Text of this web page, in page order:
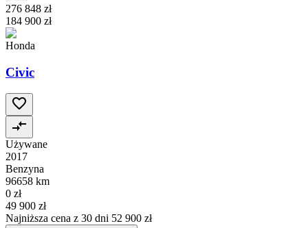
276 848 zł
184 900 zł
Honda
Civic
Używane
2017
Benzyna
96658 km
0 zł
49 900 zł
Najniższa cena z 30 dni 52 900 zł